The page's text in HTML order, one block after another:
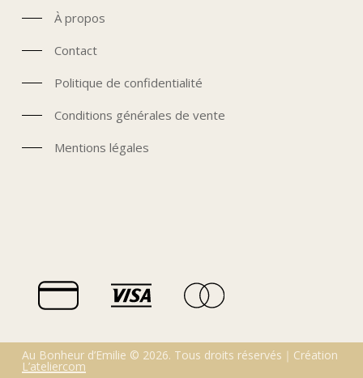
À propos
Contact
Politique de confidentialité
Conditions générales de vente
Mentions légales
Au Bonheur d’Emilie © 2026. Tous droits réservés｜Création
L’ateliercom